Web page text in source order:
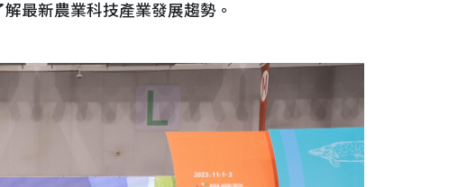
最新農業科技產業發展趨勢。